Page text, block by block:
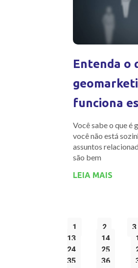
Entenda o
funciona
Você sabe o que é
você não está
assuntos
são bem
LEIA MAIS
1 2 3
13
14
24
25
35
36